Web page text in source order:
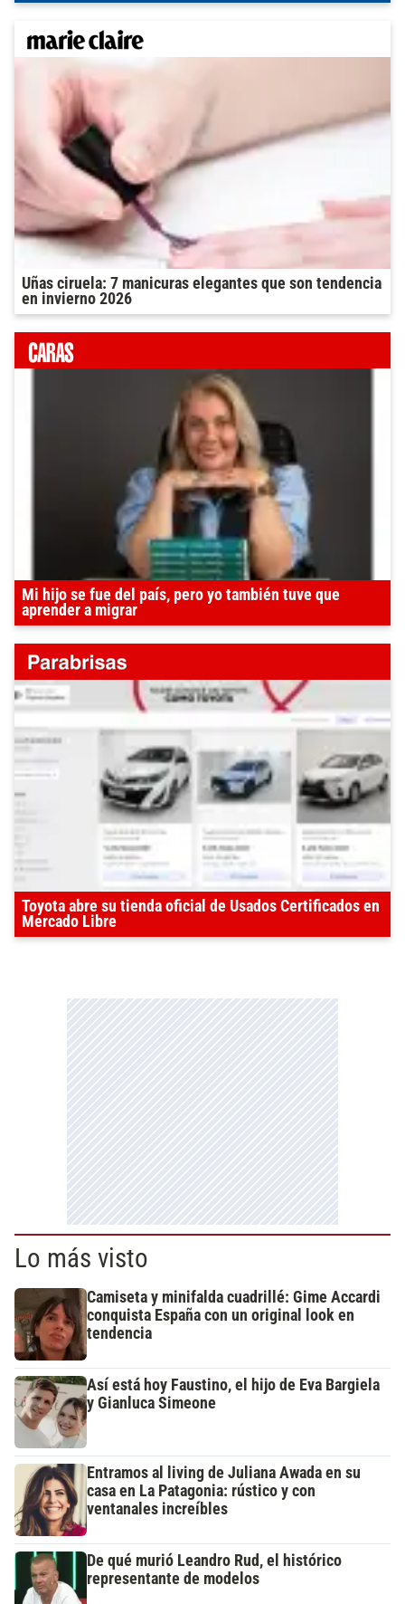
Uñas ciruela: 7 manicuras elegantes que son tendencia
en invierno 2026
Mi hijo se fue del país, pero yo también tuve que
aprender a migrar
Toyota abre su tienda oficial de Usados Certificados en
Mercado Libre
Lo más visto
Camiseta y minifalda cuadrillé: Gime Accardi
conquista España con un original look en
tendencia
Así está hoy Faustino, el hijo de Eva Bargiela
y Gianluca Simeone
Entramos al living de Juliana Awada en su
casa en La Patagonia: rústico y con
ventanales increíbles
De qué murió Leandro Rud, el histórico
representante de modelos